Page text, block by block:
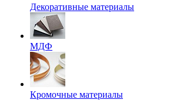
Декоративные материалы
МДФ
Кромочные материалы